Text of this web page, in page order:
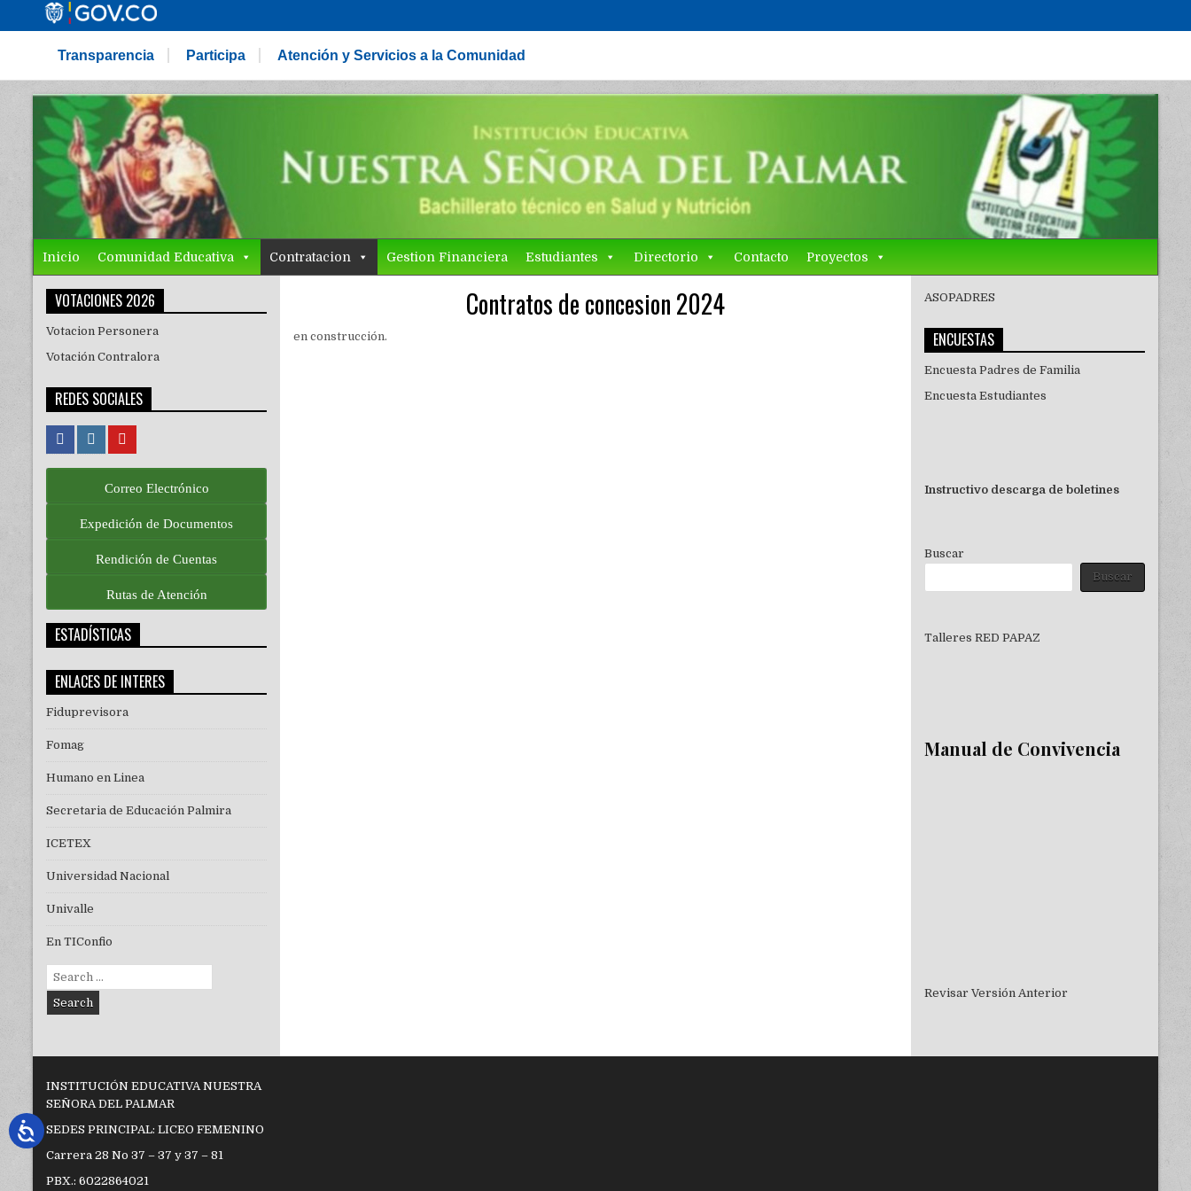
Transparencia Participa Atención y Servicios a la Comunidad
Inicio Comunidad Educativa Contratacion Gestion Financiera Estudiantes Directorio Contacto Proyectos
Contratos de concesion 2024
en construcción.
VOTACIONES 2026
Votacion Personera
Votación Contralora
REDES SOCIALES
Correo Electrónico
Expedición de Documentos
Rendición de Cuentas
Rutas de Atención
ESTADÍSTICAS
ENLACES DE INTERES
Fiduprevisora
Fomag
Humano en Linea
Secretaria de Educación Palmira
ICETEX
Universidad Nacional
Univalle
En TIConfio
Search
for:
ASOPADRES
ENCUESTAS
Encuesta Padres de Familia
Encuesta Estudiantes
Instructivo descarga de boletines
Buscar
Buscar
Talleres RED PAPAZ
Manual de Convivencia
Revisar Versión Anterior
INSTITUCIÓN EDUCATIVA NUESTRA
SEÑORA DEL PALMAR
SEDES PRINCIPAL: LICEO FEMENINO
Carrera 28 No 37 – 37 y 37 – 81
PBX.: 6022864021